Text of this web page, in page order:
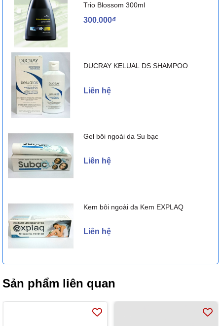
Trio Blossom 300ml
300.000₫
DUCRAY KELUAL DS SHAMPOO
Liên hệ
Gel bôi ngoài da Su bạc
Liên hệ
Kem bôi ngoài da Kem EXPLAQ
Liên hệ
Sản phẩm liên quan